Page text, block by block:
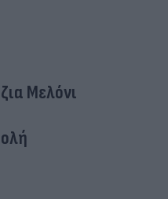
Μελόνι